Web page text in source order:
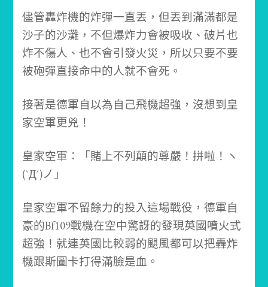
儘管轟炸機的炸彈一直丟，但丟到滿滿都是
沙子的沙灘，不但爆炸力會被吸收、破片也
炸不傷人、也不會引發火災，所以只要不要
被砲彈直接命中的人就不會死。
接著是德軍自以為自己飛機超強，沒想到皇
家空軍更兇！
皇家空軍：「賭上不列顛的尊嚴！拼啦！ヽ
(`Д´)ノ」
皇家空軍不留餘力的投入這場戰役，德軍自
豪的Bf109戰機在空中驚訝的發現英國噴火式
超強！ 就連英國比較弱的颶風都可以把轟炸
機跟斯圖卡打得滿臉是血。